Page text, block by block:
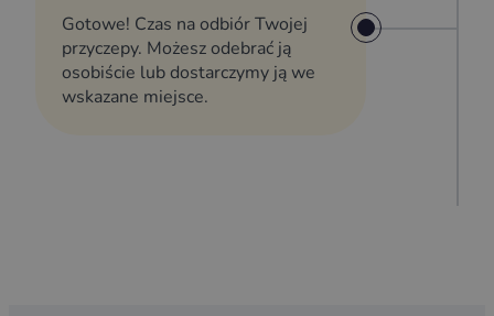
Gotowe! Czas na odbiór Twojej
przyczepy. Możesz odebrać ją
osobiście lub dostarczymy ją we
wskazane miejsce.